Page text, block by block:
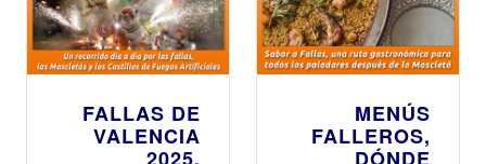
FALLAS DE
VALENCIA
MENÚS
FALLEROS,